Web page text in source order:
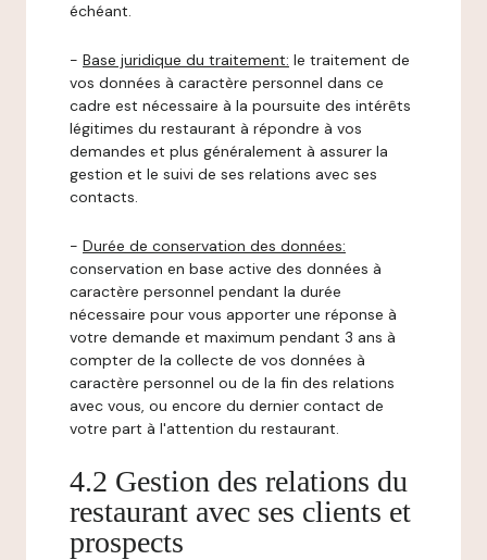
échéant.
- Base juridique du traitement: le traitement de
vos données à caractère personnel dans ce
cadre est nécessaire à la poursuite des intérêts
légitimes du restaurant à répondre à vos
demandes et plus généralement à assurer la
gestion et le suivi de ses relations avec ses
contacts.
- Durée de conservation des données:
conservation en base active des données à
caractère personnel pendant la durée
nécessaire pour vous apporter une réponse à
votre demande et maximum pendant 3 ans à
compter de la collecte de vos données à
caractère personnel ou de la fin des relations
avec vous, ou encore du dernier contact de
votre part à l'attention du restaurant.
4.2 Gestion des relations du
restaurant avec ses clients et
prospects